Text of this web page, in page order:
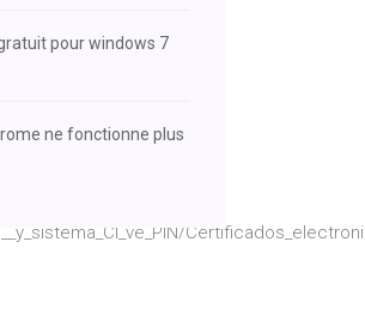
pour windows 7
ne fonctionne plus